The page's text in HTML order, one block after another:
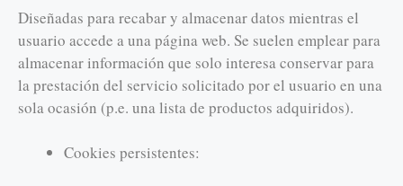
Diseñadas para recabar y almacenar datos mientras el
usuario accede a una página web. Se suelen emplear para
almacenar información que solo interesa conservar para
la prestación del servicio solicitado por el usuario en una
sola ocasión (p.e. una lista de productos adquiridos).
Cookies persistentes: